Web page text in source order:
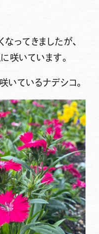
ってきましたが、
咲いています。
いているナデシコ。